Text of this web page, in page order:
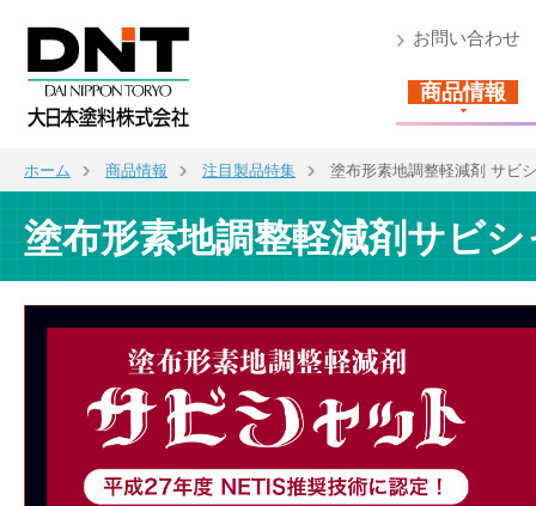
お問い合わせ
商品情報
ホーム 商品情報 注目製品特集 塗布形素地調整軽減剤 サビ
塗布形素地調整軽減剤サビ